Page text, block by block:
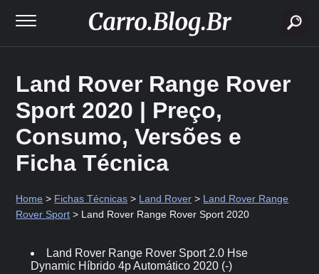
Land Rover Range Rover
Sport 2020 | Preço,
Consumo, Versões e
Ficha Técnica
Home > Fichas Técnicas > Land Rover > Land Rover Range
Rover Sport > Land Rover Range Rover Sport 2020
Land Rover Range Rover Sport 2.0 Hse
Dynamic Híbrido 4p Automático 2020 (-)